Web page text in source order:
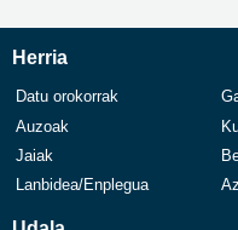
Herria
Datu orokorrak
Auzoak
Jaiak
Lanbidea/Enplegua